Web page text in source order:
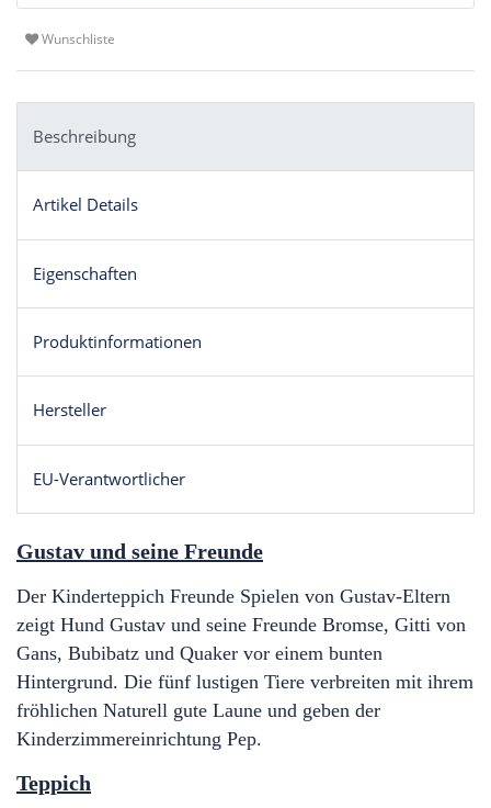
Wunschliste
Beschreibung
Artikel Details
Eigenschaften
Produktinformationen
Hersteller
EU-Verantwortlicher
Gustav und seine Freunde
Der Kinderteppich Freunde Spielen von Gustav-Eltern
zeigt Hund Gustav und seine Freunde Bromse, Gitti von
Gans, Bubibatz und Quaker vor einem bunten
Hintergrund. Die fünf lustigen Tiere verbreiten mit ihrem
fröhlichen Naturell gute Laune und geben der
Kinderzimmereinrichtung Pep.
Teppich